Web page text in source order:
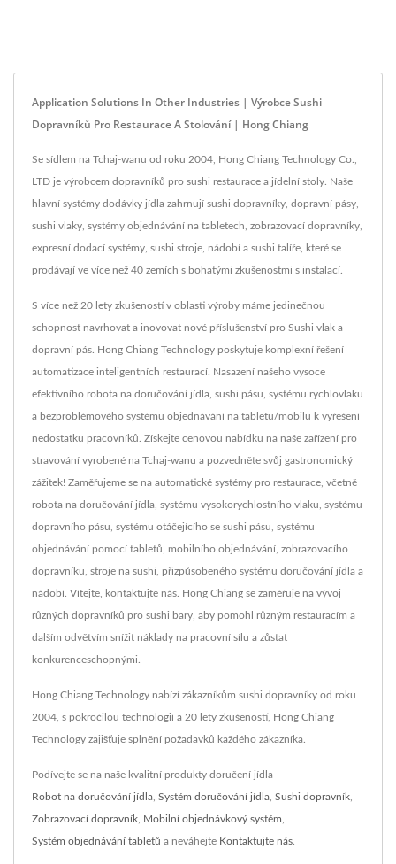
Application Solutions In Other Industries | Výrobce Sushi
Dopravníků Pro Restaurace A Stolování | Hong Chiang
Se sídlem na Tchaj-wanu od roku 2004, Hong Chiang Technology Co.,
LTD je výrobcem dopravníků pro sushi restaurace a jídelní stoly. Naše
hlavní systémy dodávky jídla zahrnují sushi dopravníky, dopravní pásy,
sushi vlaky, systémy objednávání na tabletech, zobrazovací dopravníky,
expresní dodací systémy, sushi stroje, nádobí a sushi talíře, které se
prodávají ve více než 40 zemích s bohatými zkušenostmi s instalací.
S více než 20 lety zkušeností v oblasti výroby máme jedinečnou
schopnost navrhovat a inovovat nové příslušenství pro Sushi vlak a
dopravní pás. Hong Chiang Technology poskytuje komplexní řešení
automatizace inteligentních restaurací. Nasazení našeho vysoce
efektivního robota na doručování jídla, sushi pásu, systému rychlovlaku
a bezproblémového systému objednávání na tabletu/mobilu k vyřešení
nedostatku pracovníků. Získejte cenovou nabídku na naše zařízení pro
stravování vyrobené na Tchaj-wanu a pozvedněte svůj gastronomický
zážitek! Zaměřujeme se na automatické systémy pro restaurace, včetně
robota na doručování jídla, systému vysokorychlostního vlaku, systému
dopravního pásu, systému otáčejícího se sushi pásu, systému
objednávání pomocí tabletů, mobilního objednávání, zobrazovacího
dopravníku, stroje na sushi, přizpůsobeného systému doručování jídla a
nádobí. Vítejte, kontaktujte nás. Hong Chiang se zaměřuje na vývoj
různých dopravníků pro sushi bary, aby pomohl různým restauracím a
dalším odvětvím snížit náklady na pracovní sílu a zůstat
konkurenceschopnými.
Hong Chiang Technology nabízí zákazníkům sushi dopravníky od roku
2004, s pokročilou technologií a 20 lety zkušeností, Hong Chiang
Technology zajišťuje splnění požadavků každého zákazníka.
Podívejte se na naše kvalitní produkty doručení jídla
Robot na doručování jídla Systém doručování jídla Sushi dopravník
Zobrazovací dopravník Mobilní objednávkový systém
Systém objednávání tabletů a neváhejte Kontaktujte nás